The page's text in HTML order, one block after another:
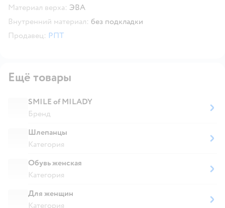
Материал верха: ЭВА
Внутренний материал: без подкладки
Продавец: РПТ
Ещё товары
SMILE of MILADY
Бренд
Шлепанцы
Категория
Обувь женская
Категория
Для женщин
Категория